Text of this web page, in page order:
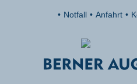
Notfall Anfahrt